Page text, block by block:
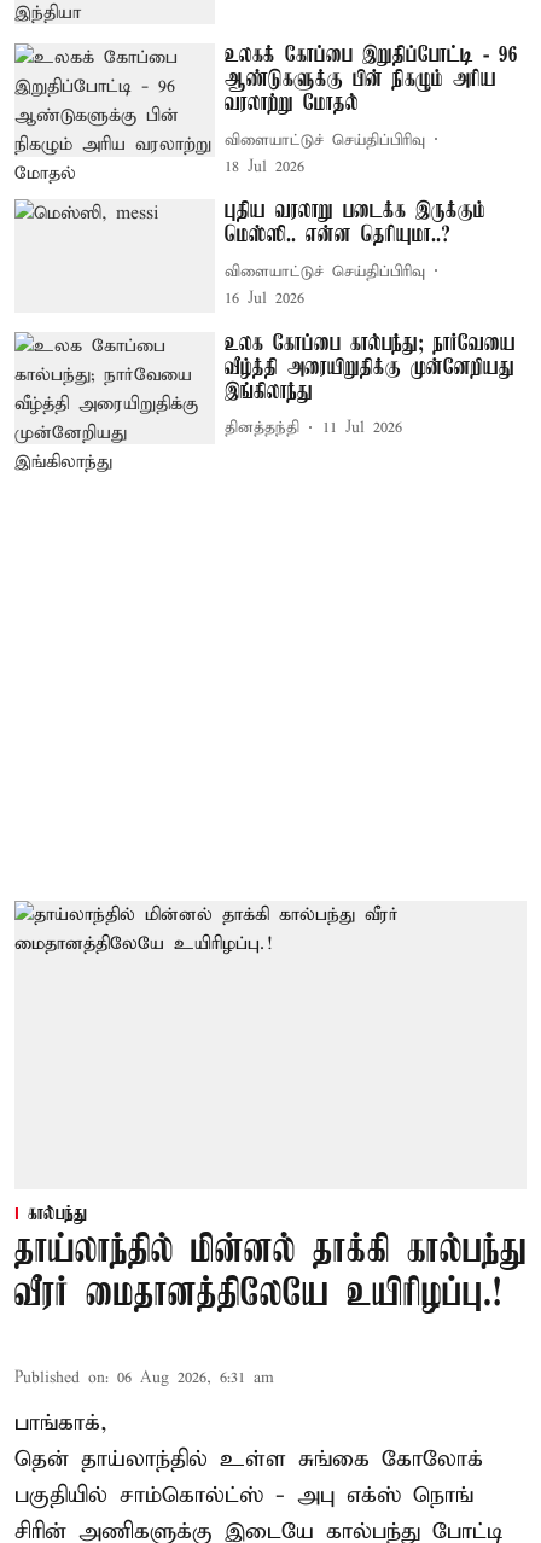
உலகக் கோப்பை இறுதிப்போட்டி - 96
ஆண்டுகளுக்கு பின் நிகழும் அரிய
வரலாற்று மோதல்
விளையாட்டுச் செய்திப்பிரிவு
18 Jul 2026
புதிய வரலாறு படைக்க இருக்கும்
மெஸ்ஸி.. என்ன தெரியுமா..?
விளையாட்டுச் செய்திப்பிரிவு
16 Jul 2026
உலக கோப்பை கால்பந்து; நார்வேயை
வீழ்த்தி அரையிறுதிக்கு முன்னேறியது
இங்கிலாந்து
தினத்தந்தி 11 Jul 2026
கால்பந்து
தாய்லாந்தில் மின்னல் தாக்கி கால்பந்து
வீரர் மைதானத்திலேயே உயிரிழப்பு.!
Published on: 06 Aug 2026, 6:31 am
பாங்காக்,
தென் தாய்லாந்தில் உள்ள சுங்கை கோலோக்
பகுதியில் சாம்கொல்ட்ஸ் - அபு எக்ஸ் நொங்
சிரின் அணிகளுக்கு இடையே கால்பந்து போட்டி